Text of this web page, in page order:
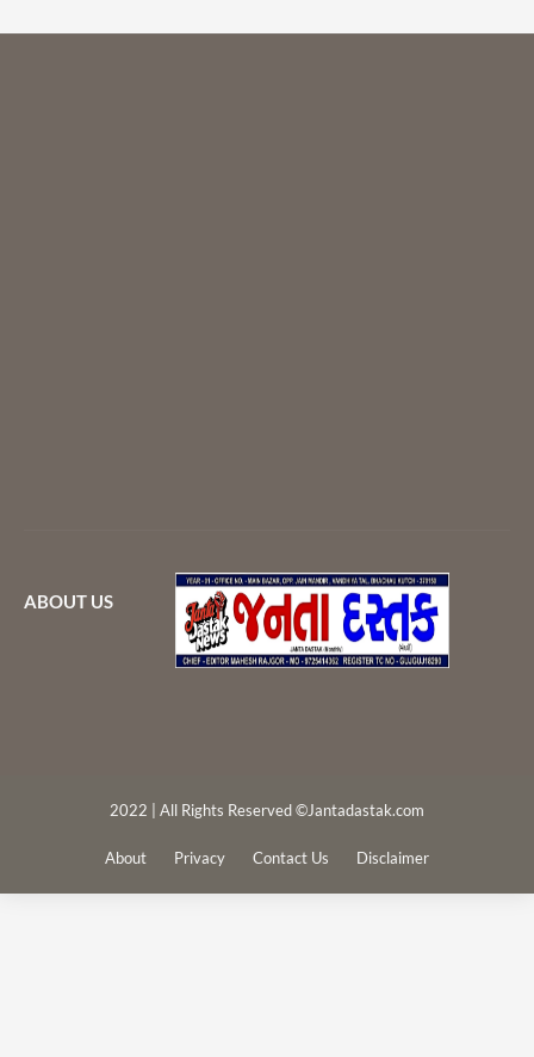
ABOUT US
2022 | All Rights Reserved ©Jantadastak.com
About Privacy Contact Us Disclaimer